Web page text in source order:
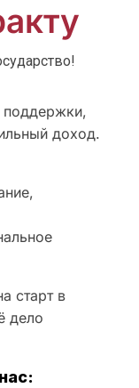
доход.
старт в
дело